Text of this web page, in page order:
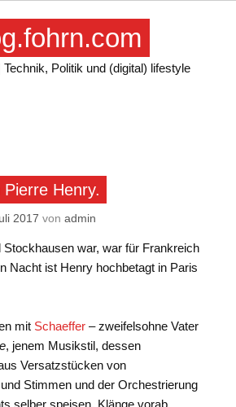
Politik und (digital) lifestyle
Henry.
2017 von admin
war, war für Frankreich
Nacht ist Henry hochbetagt in Paris
mit Schaeffer– zweifelsohne Vater
, jenem Musikstil, dessen
Versatzstücken von
Stimmen und der Orchestrierung